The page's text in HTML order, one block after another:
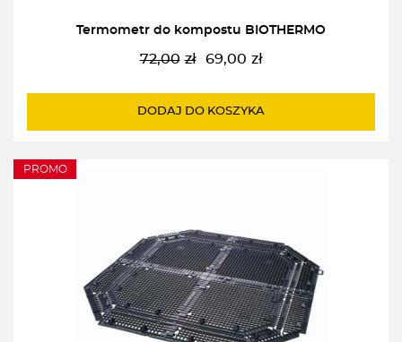
Termometr do kompostu BIOTHERMO
72,00 zł
Pierwotna
wynosiła:
69,00 zł
Aktualna
wynosi:
DODAJ DO KOSZYKA
PROMO